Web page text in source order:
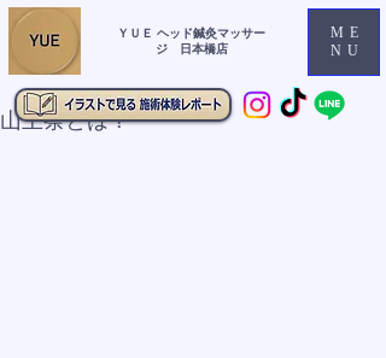
ＹＵＥ ヘッド鍼灸マッサー
ジ 日本橋店
ME
NU
山王祭とは？